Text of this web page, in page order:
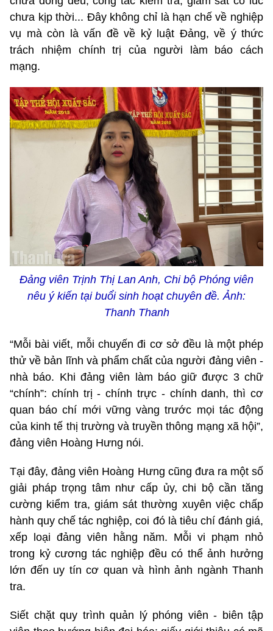
chưa kịp thời... Đây không chỉ là hạn chế về nghiệp
vụ mà còn là vấn đề về kỷ luật Đảng, về ý thức
trách nhiệm chính trị của người làm báo cách
mạng.
Đảng viên Trịnh Thị Lan Anh, Chi bộ Phóng viên
nêu ý kiến tại buổi sinh hoạt chuyên đề. Ảnh:
Thanh Thanh
“Mỗi bài viết, mỗi chuyến đi cơ sở đều là một phép
thử về bản lĩnh và phẩm chất của người đảng viên -
nhà báo. Khi đảng viên làm báo giữ được 3 chữ
“chính”: chính trị - chính trực - chính danh, thì cơ
quan báo chí mới vững vàng trước mọi tác động
của kinh tế thị trường và truyền thông mạng xã hội”,
đảng viên Hoàng Hưng nói.
Tại đây, đảng viên Hoàng Hưng cũng đưa ra một số
giải pháp trọng tâm như cấp ủy, chi bộ cần tăng
cường kiểm tra, giám sát thường xuyên việc chấp
hành quy chế tác nghiệp, coi đó là tiêu chí đánh giá,
xếp loại đảng viên hằng năm. Mỗi vi phạm nhỏ
trong kỷ cương tác nghiệp đều có thể ảnh hưởng
lớn đến uy tín cơ quan và hình ảnh ngành Thanh
tra.
Siết chặt quy trình quản lý phóng viên - biên tập